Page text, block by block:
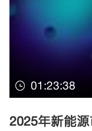
01:23:38
2025年新能